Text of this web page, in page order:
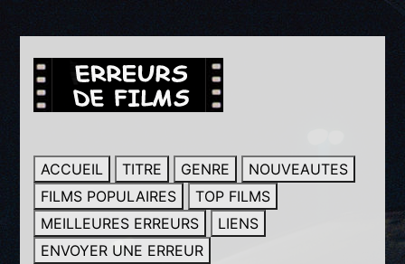
ACCUEIL TITRE GENRE
NOUVEAUTES
FILMS POPULAIRES
TOP FILMS
MEILLEURES ERREURS
LIENS
ENVOYER UNE ERREUR